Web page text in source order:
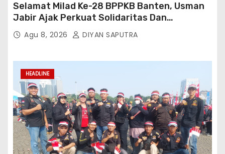
Selamat Milad Ke-28 BPPKB Banten, Usman
Jabir Ajak Perkuat Solidaritas Dan
Kebersamaan
Agu 8, 2026 DIYAN SAPUTRA
HEADLINE